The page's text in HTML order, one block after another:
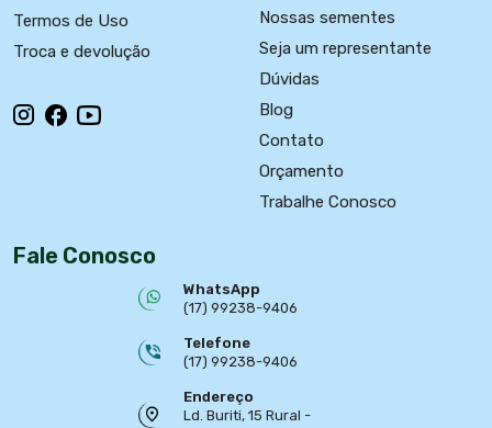
Termos de Uso
Troca e devolução
Nossas sementes
Seja um representante
Dúvidas
Blog
Contato
Orçamento
Trabalhe Conosco
Fale Conosco
WhatsApp
(17) 99238-9406
Telefone
(17) 99238-9406
Endereço
Ld. Buriti, 15 Rural -